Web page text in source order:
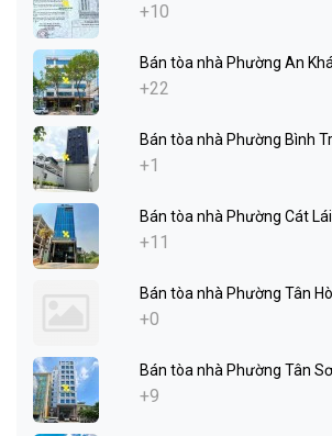
+10
Bán tòa nhà Phường An
+22
Bán tòa nhà Phường Bình
+1
Bán tòa nhà Phường Cát Lái
+11
Bán tòa nhà Phường Tân
+0
Bán tòa nhà Phường Tân
+9